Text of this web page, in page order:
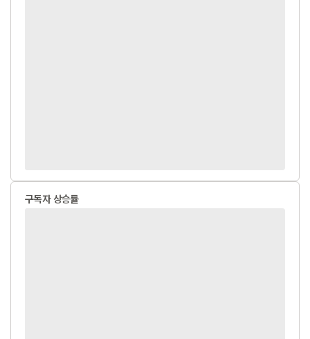
구독자 상승률